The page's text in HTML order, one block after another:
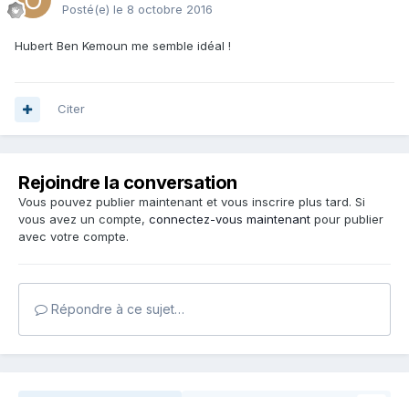
Posté(e) le 8 octobre 2016
Hubert Ben Kemoun me semble idéal !
Citer
Rejoindre la conversation
Vous pouvez publier maintenant et vous inscrire plus tard. Si
vous avez un compte, connectez-vous maintenant pour publier
avec votre compte.
Répondre à ce sujet…